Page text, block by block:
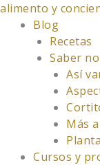
Ir
contenido
alimento y
Blog
Recetas
Saber
Así
Más
Cursos y